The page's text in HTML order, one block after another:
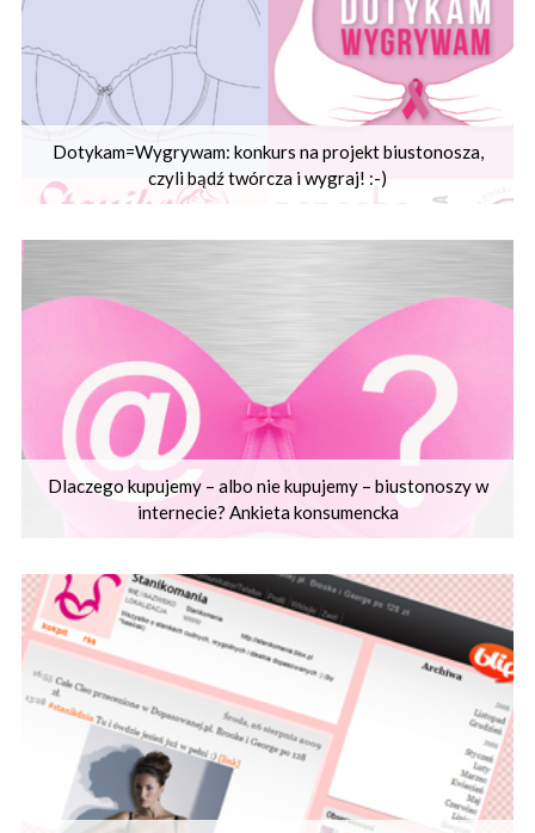
Dotykam=Wygrywam: konkurs na projekt biustonosza,
czyli bądź twórcza i wygraj! :-)
Dlaczego kupujemy – albo nie kupujemy – biustonoszy w
internecie? Ankieta konsumencka